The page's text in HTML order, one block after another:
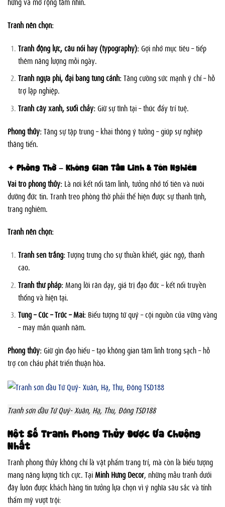
Tranh nên chọn:
Tranh động lực, câu nói hay (typography):Gợi nhớ mục tiêu – tiếp
thêm năng lượng mỗi ngày.
Tranh ngựa phi, đại bàng tung cánh:Tăng cường sức mạnh ý chí – hỗ
trợ lập nghiệp.
Tranh cây xanh, suối chảy:Giữ sự tĩnh tại – thúc đẩy trí tuệ.
Phong thủy:Tăng sự tập trung – khai thông ý tưởng – giúp sự nghiệp
thăng tiến.
✦ Phòng Thờ – Không Gian Tâm Linh & Tôn Nghiêm
Vai trò phong thủy: Là nơi kết nối tâm linh, tưởng nhớ tổ tiên và nuôi
dưỡng đức tin. Tranh treo phòng thờ phải thể hiện được sự thanh tịnh,
trang nghiêm.
Tranh nên chọn:
Tranh sen trắng:Tượng trưng cho sự thuần khiết, giác ngộ, thanh
cao.
Tranh thư pháp:Mang lời răn dạy, giá trị đạo đức – kết nối truyền
thống và hiện tại.
Tùng – Cúc – Trúc – Mai:Biểu tượng tứ quý – cội nguồn của vững vàng
– may mắn quanh năm.
Phong thủy:Giữ gìn đạo hiếu – tạo không gian tâm linh trong sạch – hỗ
trợ con cháu phát triển thuận hòa.
Tranh sơn dầu Tứ Quý- Xuân, Hạ, Thu, Đông TSD188
Một Số Tranh Phong Thủy Được Ưa Chuộng
Nhất
Tranh phong thủy không chỉ là vật phẩm trang trí, mà còn là biểu tượng
mang năng lượng tích cực. TạiMinh Hưng Decor, những mẫu tranh dưới
đây luôn được khách hàng tin tưởng lựa chọn vì ý nghĩa sâu sắc và tính
thẩm mỹ vượt trội: